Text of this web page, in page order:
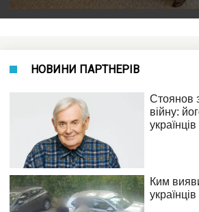
НОВИНИ ПАРТНЕРІВ